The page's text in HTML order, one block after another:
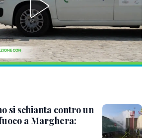
si schianta contro un
a Marghera: